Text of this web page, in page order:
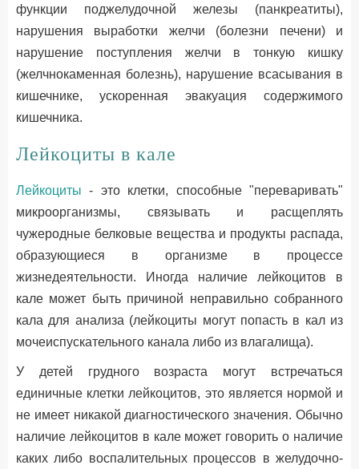
функции поджелудочной железы (панкреатиты),
нарушения выработки желчи (болезни печени) и
нарушение поступления желчи в тонкую кишку
(желчнокаменная болезнь), нарушение всасывания в
кишечнике, ускоренная эвакуация содержимого
кишечника.
Лейкоциты в кале
Лейкоциты - это клетки, способные "переваривать"
микроорганизмы, связывать и расщеплять
чужеродные белковые вещества и продукты распада,
образующиеся в организме в процессе
жизнедеятельности. Иногда наличие лейкоцитов в
кале может быть причиной неправильно собранного
кала для анализа (лейкоциты могут попасть в кал из
мочеиспускательного канала либо из влагалища).
У детей грудного возраста могут встречаться
единичные клетки лейкоцитов, это является нормой и
не имеет никакой диагностического значения. Обычно
наличие лейкоцитов в кале может говорить о наличие
каких либо воспалительных процессов в желудочно-